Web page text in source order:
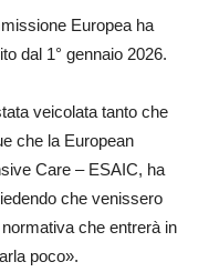
Europea ha
dal 1° gennaio 2026.
veicolata tanto che
che la European
Care – ESAIC, ha
che venissero
che entrerà in
poco».